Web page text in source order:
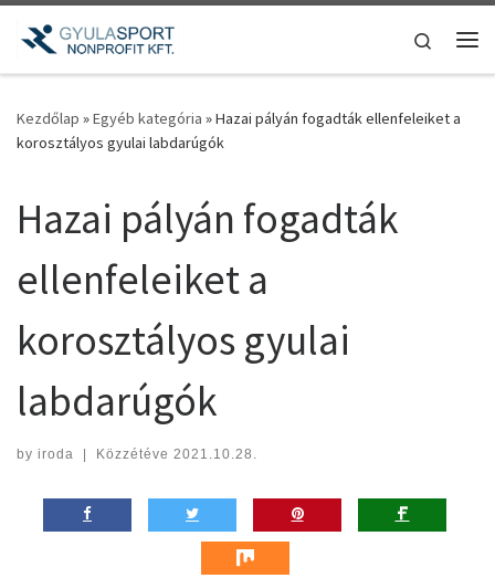
Teljes tartalom megjelenítése
Search
Kezdőlap »Egyéb kategória »Hazai pályán fogadták ellenfeleiket a
korosztályos gyulai labdarúgók
Hazai pályán fogadták
ellenfeleiket a
korosztályos gyulai
labdarúgók
by iroda | Közzétéve 2021.10.28.